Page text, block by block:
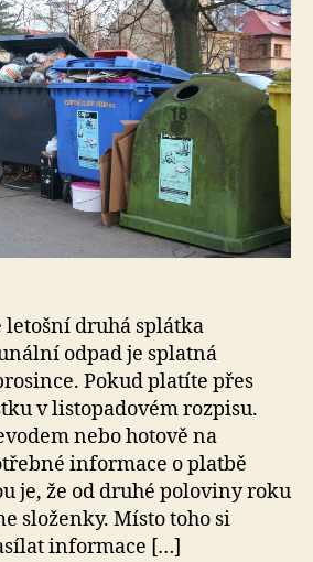
druhá splátka
odpad je splatná
Pokud platíte přes
v listopadovém rozpisu.
nebo hotově na
informace o platbě
je, že od druhé poloviny roku
složenky. Místo toho si
informace […]